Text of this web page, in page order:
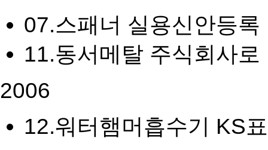
07.스패너 실용신안등록
11.동서메탈 주식회사로
2006
12.워터햄머흡수기 KS